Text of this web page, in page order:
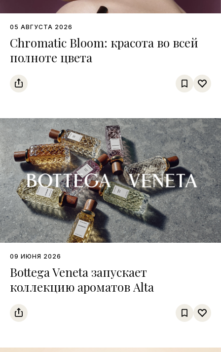
05 АВГУСТА 2026
Chromatic Bloom: красота во всей
полноте цвета
09 ИЮНЯ 2026
Bottega Veneta запускает
коллекцию ароматов Alta